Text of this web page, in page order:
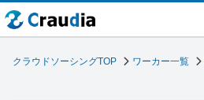
クラウドソーシングTOP ワーカー一覧